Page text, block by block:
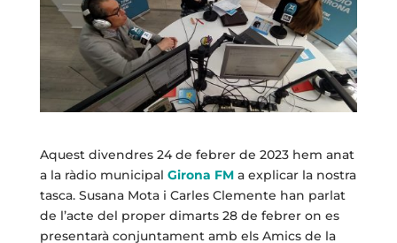
Aquest divendres 24 de febrer de 2023 hem anat
a la ràdio municipal Girona FMa explicar la nostra
tasca. Susana Mota i Carles Clemente han parlat
de l’acte del proper dimarts 28 de febrer on es
presentarà conjuntament amb els Amics de la